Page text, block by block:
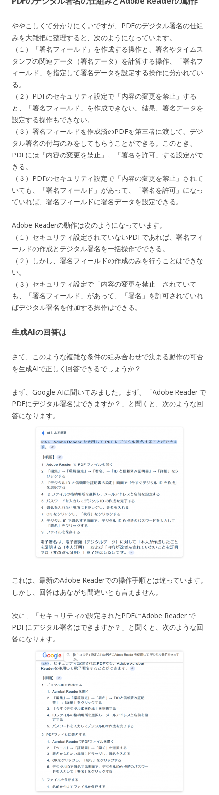
ややこしくて分かりにくいですが、PDFのデジタル署名の仕組
みを大雑把に整理すると、次のようになっています。
（１）「署名フィールド」を作成する操作と、署名やタイムス
タンプの関連データ（署名データ）を計算する操作、「署名フ
ィールド」を指定して署名データを設定する操作に分かれてい
る。
（２）PDFのセキュリティ設定で「内容の変更を禁止」する
と、「署名フィールド」を作成できない。結果、署名データを
設定する操作もできない。
（３）署名フィールドを作成済のPDFを第三者に渡して、デジ
タル署名の付与のみをしてもらうことができる。このとき、
PDFには「内容の変更を禁止」、「署名を許可」する設定がで
きる。
（３）PDFのセキュリティ設定で「内容の変更を禁止」されて
いても、「署名フィールド」があって、「署名を許可」になっ
ていれば、署名フィールドに署名データを設定できる。
Adobe Readerの動作は次のようになっています。
（１）セキュリティ設定されていないPDFであれば、署名フィ
ールドの作成とデジタル署名を一括操作でできる。
（２）しかし、署名フィールドの作成のみを行うことはできな
い。
（３）セキュリティ設定で「内容の変更を禁止」されていて
も、「署名フィールド」があって、「署名」を許可されていれ
ばデジタル署名を付加する操作はできる。
生成AIの回答は
さて、このような複雑な条件の組み合わせで決まる動作の可否
を生成AIで正しく回答できるでしょうか？
まず、Google AIに聞いてみました。まず、「Adobe Reader で
PDFにデジタル署名はできますか？」と聞くと、次のような回
答になります。
これは、最新のAdobe Readerでの操作手順とは違っています。
しかし、回答はあながち間違いとも言えません。
次に、「セキュリティの設定されたPDFにAdobe Reader で
PDFにデジタル署名はできますか？」と聞くと、次のような回
答になります。